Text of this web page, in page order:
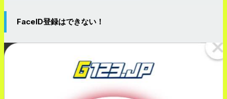
FaceID登録はできない！